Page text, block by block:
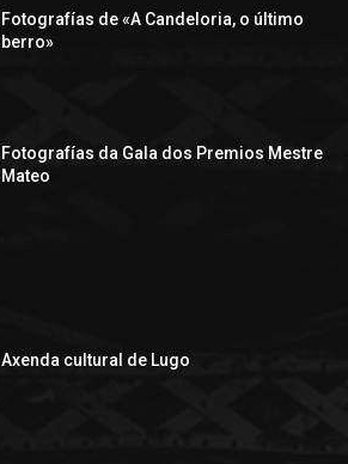
Fotografías de «A Candeloria, o último
berro»
Fotografías da Gala dos Premios Mestre
Mateo
Axenda cultural de Lugo